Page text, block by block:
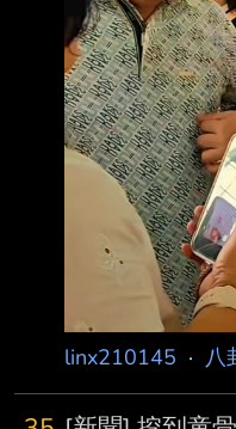
https://
https://i.mopix.cc/
linx210145 · 八